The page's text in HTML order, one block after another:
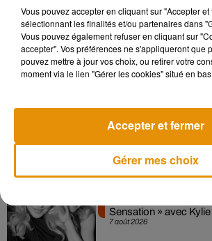
marché du travail sont appréciés.
Cette tendance est amenée à se
que les conditions sont de plus en plus
acheter. Les taux d’intérêt d’emprunt
conditions d'octroi de crédit ont
Musique
7 août 2026
Sensation » avec
Vous pouvez accepter en cliquant sur "Accepter
sélectionnant les finalités et/ou partenaires dans
Vous pouvez également refuser en cliquant sur
accepter". Vos préférences ne s'appliqueront que
pouvez mettre à jour vos choix, ou retirer votre
moment via le lien "Gérer les cookies" situé en
Gérer mes choix
Accepter et fermer